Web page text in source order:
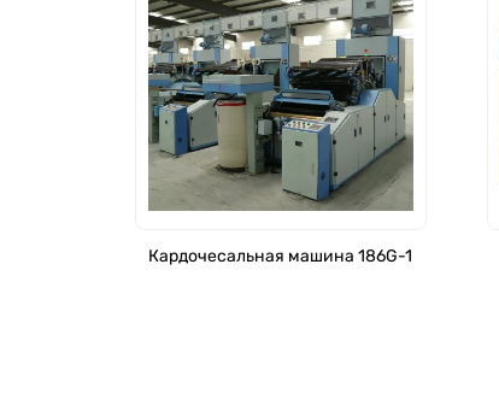
Кардочесальная машина 186G-1